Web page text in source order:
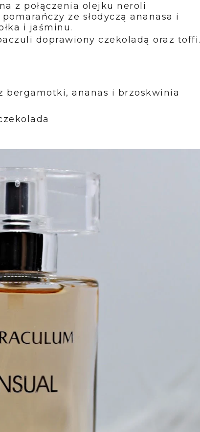
z połączenia olejku neroli
ze słodyczą ananasa i
i jaśminu.
doprawiony czekoladą oraz toffi.
bergamotki, ananas i brzoskwinia